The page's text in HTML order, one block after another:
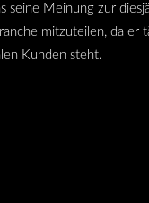
seine Meinung zur
mitzuteilen, da er
Kunden steht.